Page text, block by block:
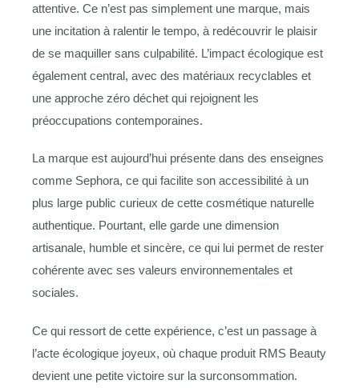
attentive. Ce n’est pas simplement une marque, mais
une incitation à ralentir le tempo, à redécouvrir le plaisir
de se maquiller sans culpabilité. L’impact écologique est
également central, avec des matériaux recyclables et
une approche zéro déchet qui rejoignent les
préoccupations contemporaines.
La marque est aujourd’hui présente dans des enseignes
comme Sephora, ce qui facilite son accessibilité à un
plus large public curieux de cette cosmétique naturelle
authentique. Pourtant, elle garde une dimension
artisanale, humble et sincère, ce qui lui permet de rester
cohérente avec ses valeurs environnementales et
sociales.
Ce qui ressort de cette expérience, c’est un passage à
l’acte écologique joyeux, où chaque produit RMS Beauty
devient une petite victoire sur la surconsommation.